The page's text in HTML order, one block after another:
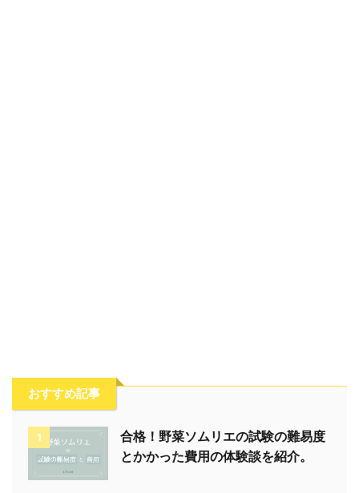
おすすめ記事
1
合格！野菜ソムリエの試験の難易度
とかかった費用の体験談を紹介。